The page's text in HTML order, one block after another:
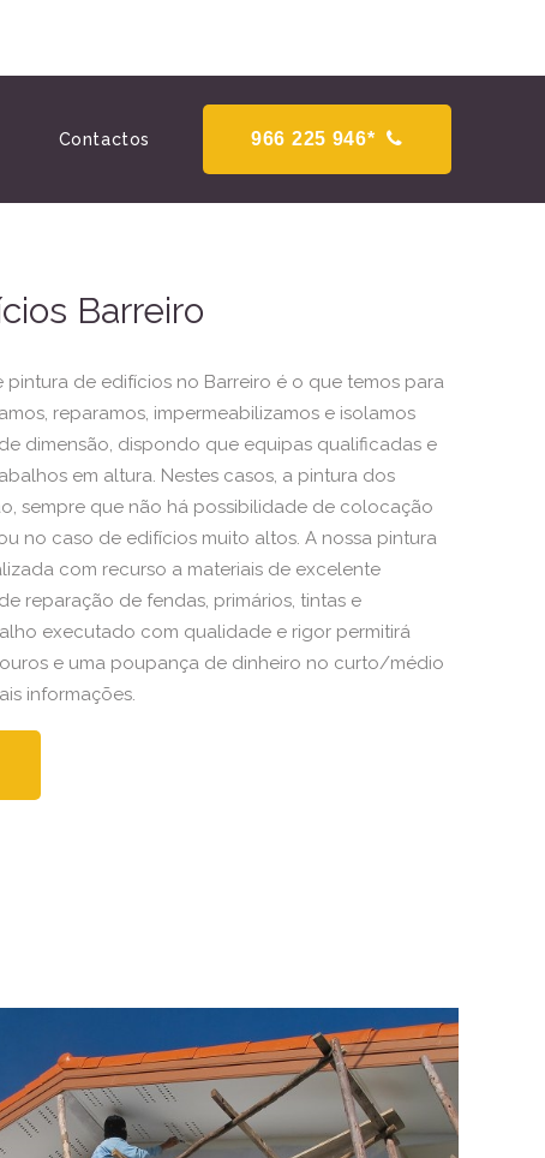
966 225 946*
Contactos
Barreiro
pintura de edifícios no Barreiro é o que temos para
reparamos, impermeabilizamos e isolamos
dimensão, dispondo que equipas qualificadas e
em altura. Nestes casos, a pintura dos
sempre que não há possibilidade de colocação
no caso de edifícios muito altos. A nossa pintura
com recurso a materiais de excelente
reparação de fendas, primários, tintas e
executado com qualidade e rigor permitirá
e uma poupança de dinheiro no curto/médio
informações.